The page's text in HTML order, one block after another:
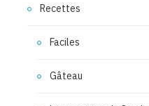
Recettes
Faciles
Gâteau